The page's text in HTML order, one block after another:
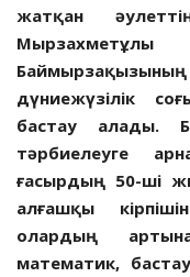
жатқан
дүниежүзілік
бастау алады.
тәрбиелеуге
ғасырдың 50-ші
алғашқы
олардың
математик,